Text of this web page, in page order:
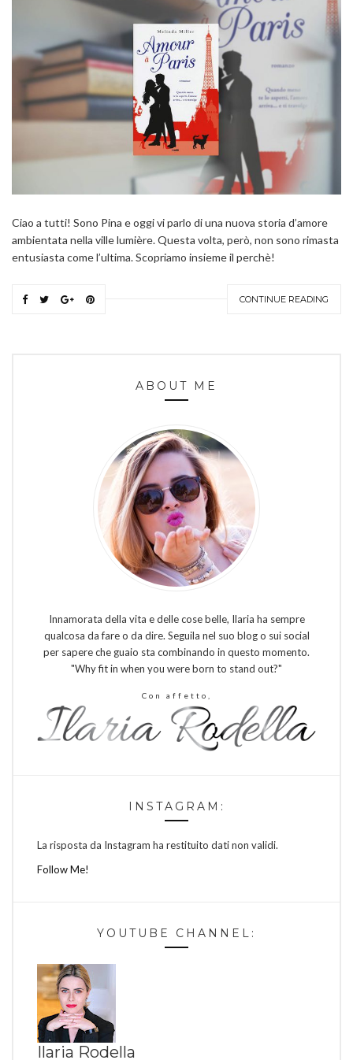
Ciao a tutti! Sono Pina e oggi vi parlo di una nuova storia d’amore
ambientata nella ville lumière. Questa volta, però, non sono rimasta
entusiasta come l’ultima. Scopriamo insieme il perchè!
CONTINUE READING
ABOUT ME
Innamorata della vita e delle cose belle, Ilaria ha sempre
qualcosa da fare o da dire. Seguila nel suo blog o sui social
per sapere che guaio sta combinando in questo momento.
"Why fit in when you were born to stand out?"
Con affetto,
INSTAGRAM:
La risposta da Instagram ha restituito dati non validi.
Follow Me!
YOUTUBE CHANNEL:
Ilaria Rodella